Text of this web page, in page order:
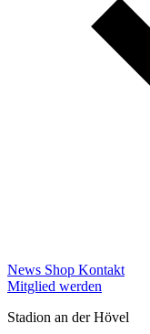
News Shop Kontakt
Mitglied werden
Stadion an der Hövel